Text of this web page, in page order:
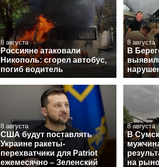
8 августа
Россияне атаковали
Никополь: сгорел автобус,
погиб водитель
8 августа
В
8 августа
США будут поставлять
Украине ракеты-
перехватчики для Patriot
ежемесячно – Зеленский
8 августа
В
на